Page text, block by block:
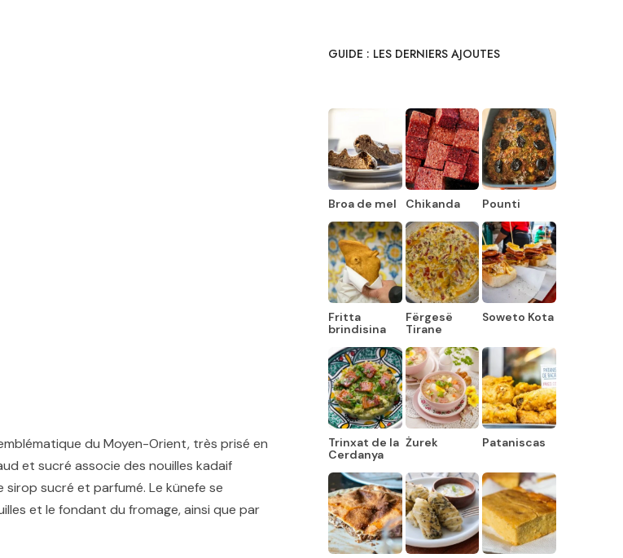
du Moyen-Orient, très prisé en
et sucré associe des nouilles kadaif
sucré et parfumé. Le künefe se
et le fondant du fromage, ainsi que par
GUIDE : LES DERNIERS AJOUTES
Broa de mel Chikanda Pounti
Fritta
brindisina
Fërgesë
Tirane
Soweto Kota
Trinxat de la
Cerdanya
Żurek Pataniscas